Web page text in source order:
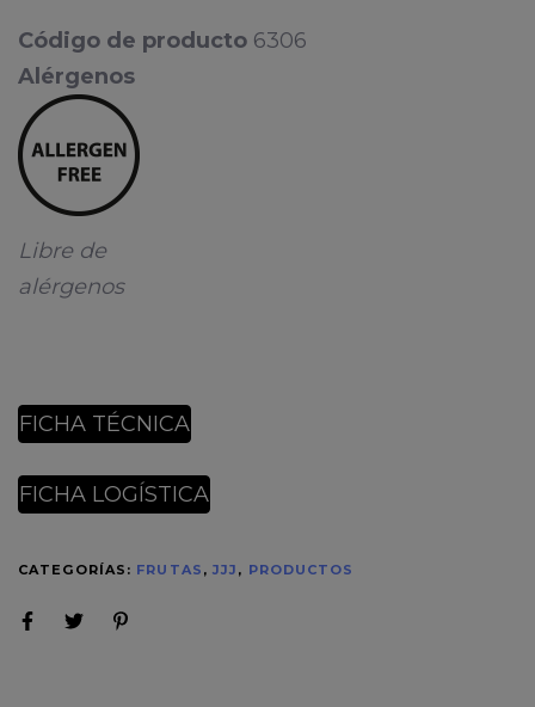
Código de producto 6306
Alérgenos
Libre de
alérgenos
FICHA TÉCNICA
FICHA LOGÍSTICA
CATEGORÍAS: FRUTAS ,JJJ , PRODUCTOS